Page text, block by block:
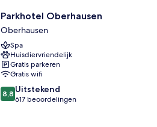
Parkhotel
Oberhausen
Oberhausen
Parkhotel Oberhausen
Oberhausen
Spa
Huisdiervriendelijk
Gratis parkeren
Gratis wifi
8.8
van
8,8 Uitstekend
617 beoordelingen